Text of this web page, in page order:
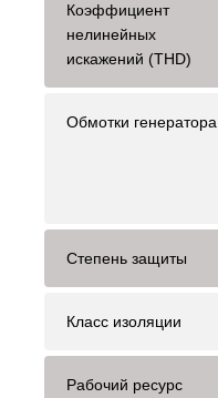
Коэффициент
нелинейных
искажений (THD)
Обмотки генератора
Степень защиты
Класс изоляции
Рабочий ресурс